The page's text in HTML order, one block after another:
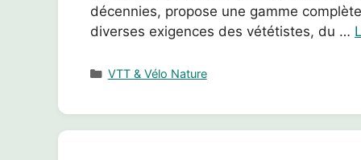
décennies, propose une gamme
diverses exigences des vététistes, du …
Catégories
VTT & Vélo Nature